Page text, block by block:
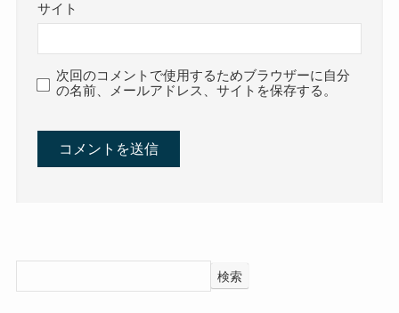
サイト
次回のコメントで使用するためブラウザーに自分
の名前、メールアドレス、サイトを保存する。
検索